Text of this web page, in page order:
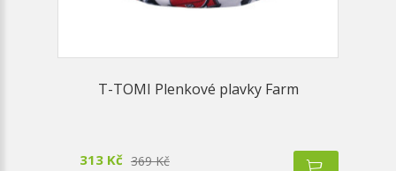
T-TOMI Plenkové plavky Farm
313 Kč 369 Kč